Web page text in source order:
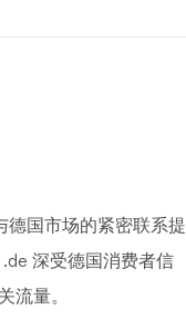
德国市场的紧密联系提
深受德国消费者信
流量。